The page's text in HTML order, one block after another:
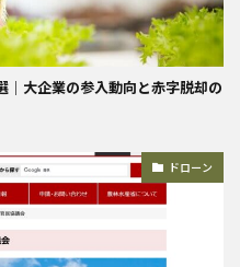
｜大企業の参入動向と赤字脱却の
ドローン